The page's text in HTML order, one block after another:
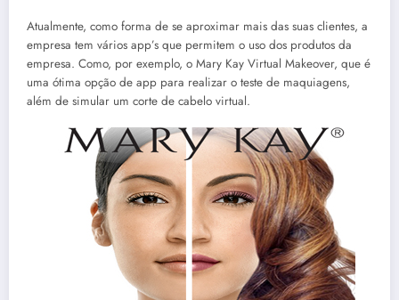
Atualmente, como forma de se aproximar mais das suas clientes, a
empresa tem vários app’s que permitem o uso dos produtos da
empresa. Como, por exemplo, o Mary Kay Virtual Makeover, que é
uma ótima opção de app para realizar o teste de maquiagens,
além de simular um corte de cabelo virtual.